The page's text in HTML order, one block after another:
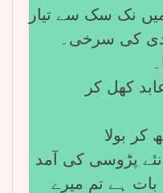
نک سک سے تیار
کی سرخی۔
کھل کر
نئے پڑوسی کی آمد
بات ہے تم میرے